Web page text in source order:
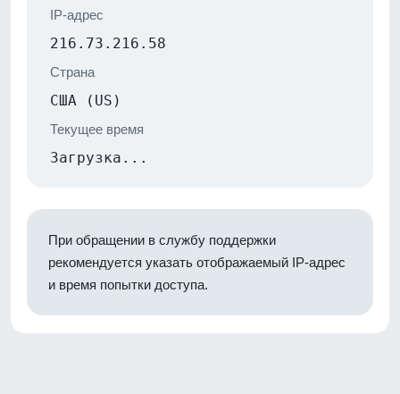
IP-адрес
216.73.216.58
Страна
США (US)
Текущее время
Загрузка...
При обращении в службу поддержки
рекомендуется указать отображаемый IP-адрес
и время попытки доступа.